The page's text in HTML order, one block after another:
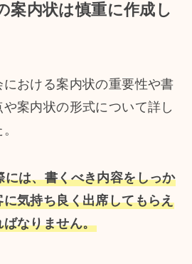
案内状は慎重に作成し
おける案内状の重要性や書
案内状の形式について詳し
には、書くべき内容をしっか
気持ち良く出席してもらえ
なりません。